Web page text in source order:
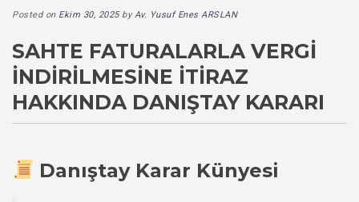
Posted on Ekim 30, 2025byAv. Yusuf Enes ARSLAN
SAHTE FATURALARLA VERGI
İNDIRILMESINE İTIRAZ
HAKKINDA DANIŞTAY KARARI
Danıştay Karar Künyesi